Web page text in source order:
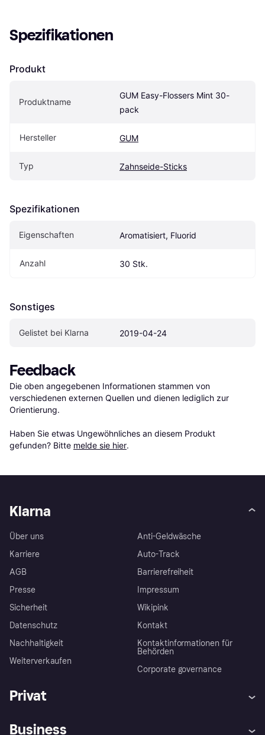
Spezifikationen
Produkt
Produktname
GUM Easy-Flossers Mint 30-
pack
Hersteller GUM
Typ Zahnseide-Sticks
Spezifikationen
Eigen­schaften Aromatisiert, Fluorid
Anzahl 30 Stk.
Sonstiges
Gelistet bei Klarna 2019-04-24
Feedback
Die oben angegebenen Informationen stammen von
verschiedenen externen Quellen und dienen lediglich zur
Orientierung.
Haben Sie etwas Ungewöhnliches an diesem Produkt
gefunden? Bitte melde sie hier.
Klarna
Über uns
Karriere
AGB
Presse
Sicherheit
Datenschutz
Nachhaltigkeit
Weiterverkaufen
Anti-Geldwäsche
Auto-Track
Barrierefreiheit
Impressum
Wikipink
Kontakt
Kontaktinformationen für
Behörden
Corporate governance
Privat
Business